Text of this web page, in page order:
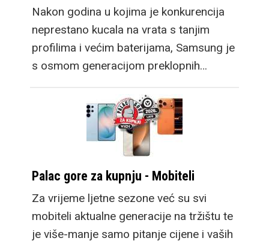
Nakon godina u kojima je konkurencija
neprestano kucala na vrata s tanjim
profilima i većim baterijama, Samsung je
s osmom generacijom preklopnih…
Palac gore za kupnju - Mobiteli
Za vrijeme ljetne sezone već su svi
mobiteli aktualne generacije na tržištu te
je više-manje samo pitanje cijene i vaših